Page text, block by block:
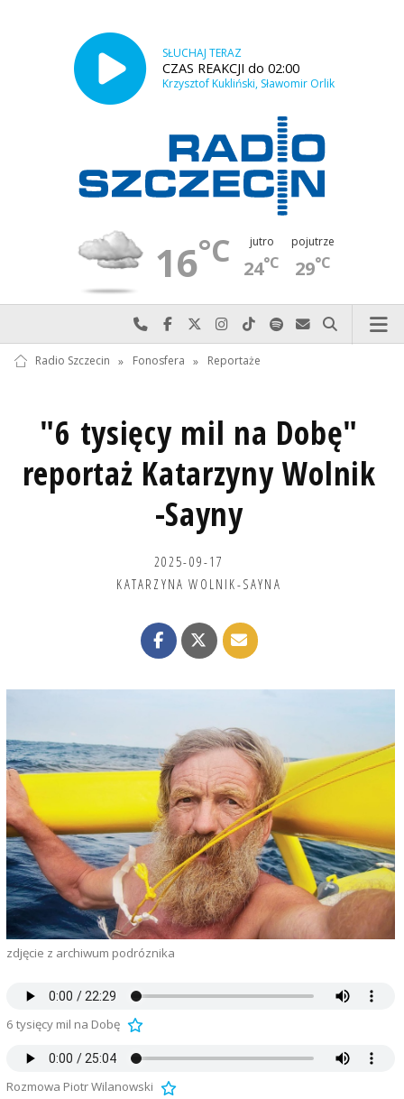
SŁUCHAJ TERAZ
CZAS REAKCJI do 02:00
Krzysztof Kukliński, Sławomir Orlik
16°C jutro
24°C
pojutrze
29°C
Najlepiej po prostu do nas zadzwoń
Odwiedź nas na Facebook-u
Odwiedź nas na X
Odwiedź nas na Instagram-ie
Odwiedź nas na TikTok-u
Szukaj nas na Spotify
Wyślij do nas
Szukaj
Radio Szczecin » Fonosfera » Reportaże
"6 tysięcy mil na Dobę"
reportaż Katarzyny Wolnik
-Sayny
2025-09-17
KATARZYNA WOLNIK-SAYNA
zdjęcie z archiwum podróznika
6 tysięcy mil na Dobę
Rozmowa Piotr Wilanowski